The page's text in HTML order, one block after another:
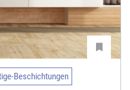
Beschichtungen